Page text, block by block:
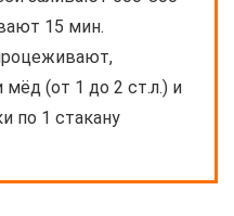
15 мин.
мёд (от 1 до 2 ст.л.) и
по 1 стакану